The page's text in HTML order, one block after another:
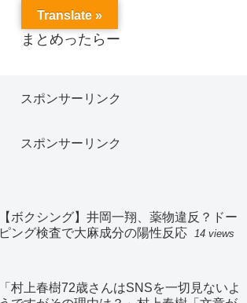
まとめったらー
スポンサーリンク
スポンサーリンク
【ボクシング】井岡一翔、薬物違反？ドー
ピング検査で大麻成分の陽性反応
14 views
「村上春樹72歳さんはSNSを一切見ないよ
Translate »